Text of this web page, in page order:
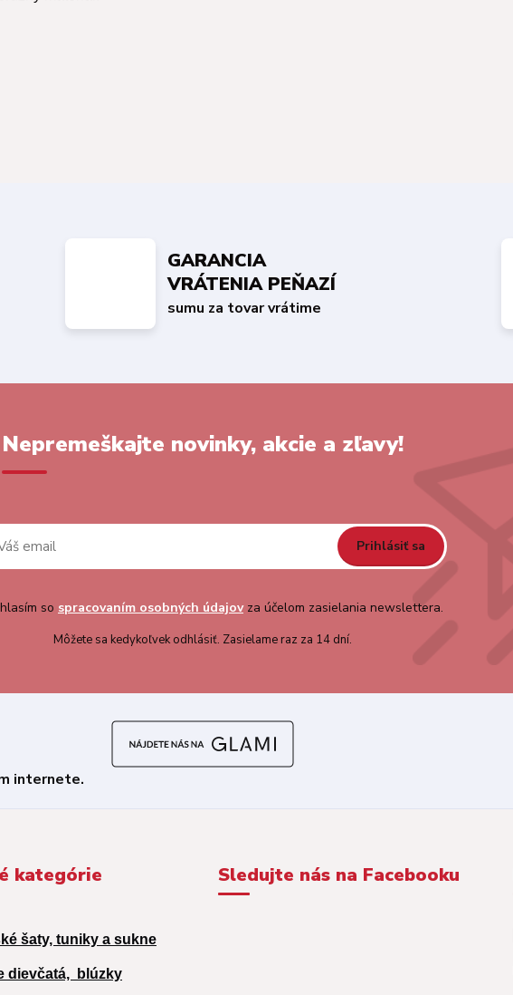
GARANCIA
VRÁTENIA PEŇAZÍ
sumu za tovar vrátime
Nepremeškajte novinky, akcie a zľavy!
Prihlásiť sa
so spracovaním osobných údajovza účelom zasielania newslettera.
Môžete sa kedykoľvek odhlásiť. Zasielame raz za 14 dní.
kategórie
šaty, tuniky a sukne
dievčatá, blúzky
Sledujte nás na Facebooku